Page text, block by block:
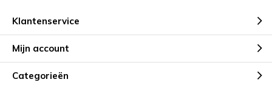
Klantenservice
Mijn account
Categorieën